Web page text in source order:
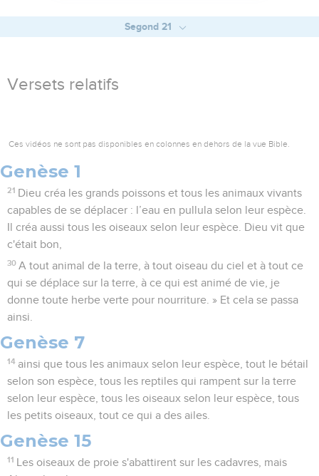
Segond 21
Versets relatifs
Ces vidéos ne sont pas disponibles en colonnes en dehors de la vue Bible.
Genèse 1
21 Dieu créa les grands poissons et tous les animaux vivants
capables de se déplacer : l’eau en pullula selon leur espèce.
Il créa aussi tous les oiseaux selon leur espèce. Dieu vit que
c'était bon,
30 A tout animal de la terre, à tout oiseau du ciel et à tout ce
qui se déplace sur la terre, à ce qui est animé de vie, je
donne toute herbe verte pour nourriture. » Et cela se passa
ainsi.
Genèse 7
14 ainsi que tous les animaux selon leur espèce, tout le bétail
selon son espèce, tous les reptiles qui rampent sur la terre
selon leur espèce, tous les oiseaux selon leur espèce, tous
les petits oiseaux, tout ce qui a des ailes.
Genèse 15
11
Les oiseaux de proie s'abattirent sur les cadavres, mais